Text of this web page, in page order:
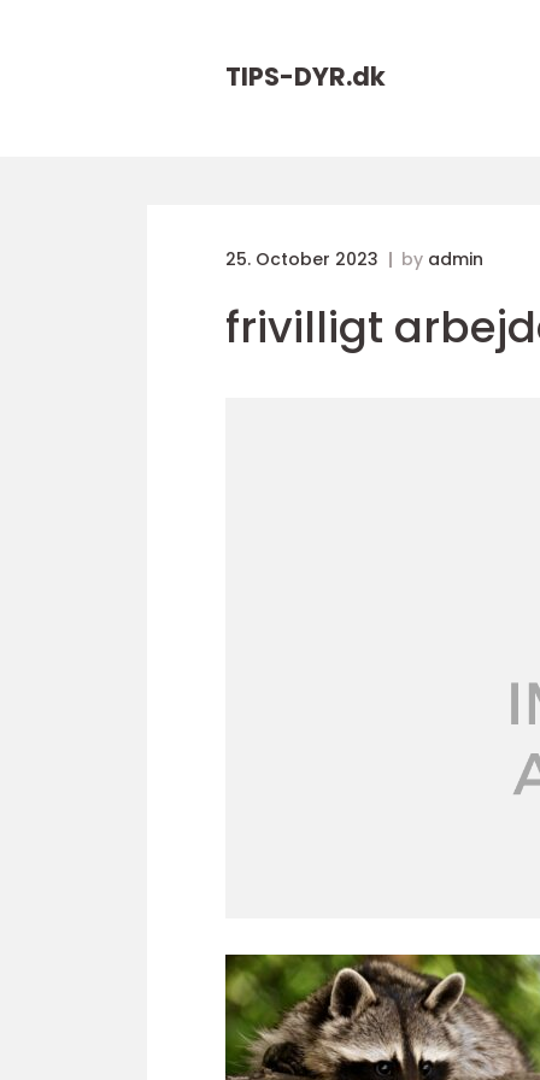
TIPS-DYR.dk
25. October 2023 by admin
frivilligt